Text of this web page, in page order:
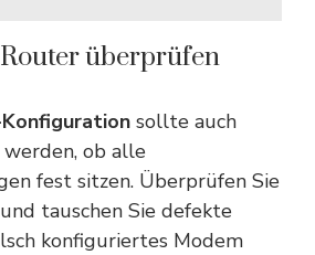
überprüfen
sollte auch
ob alle
fest sitzen. Überprüfen Sie
tauschen Sie defekte
konfiguriertes Modem